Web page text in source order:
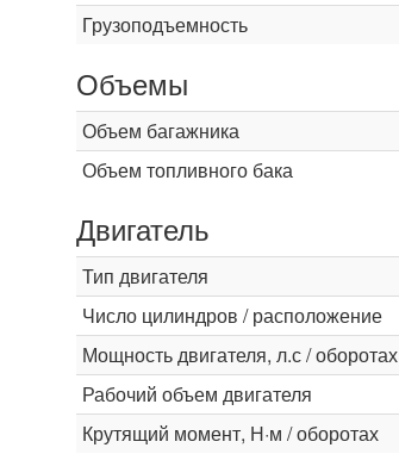
Грузоподъемность
Объемы
Объем багажника
Объем топливного бака
Двигатель
Тип двигателя
Число цилиндров / расположение
Мощность двигателя, л.с / оборотах
Рабочий объем двигателя
Крутящий момент, Н·м / оборотах